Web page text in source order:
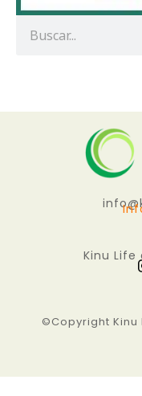
Kinu Life
©Copyright Kinu